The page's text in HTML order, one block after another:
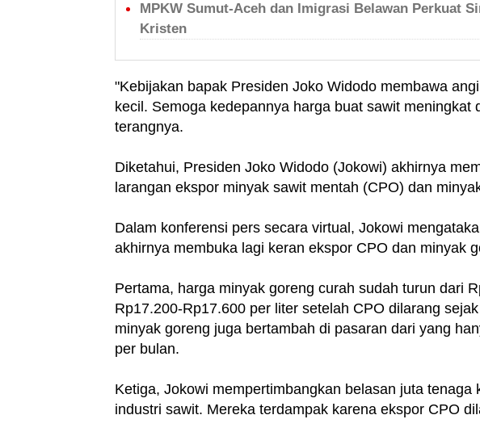
MPKW Sumut-Aceh dan Imigrasi Belawan Perkuat
Kristen
"Kebijakan bapak Presiden Joko Widodo membawa
kecil. Semoga kedepannya harga buat sawit meningkat
terangnya.
Diketahui, Presiden Joko Widodo (Jokowi) akhirnya
larangan ekspor minyak sawit mentah (CPO) dan
Dalam konferensi pers secara virtual, Jokowi
akhirnya membuka lagi keran ekspor CPO dan minyak
Pertama, harga minyak goreng curah sudah turun dari
Rp17.200-Rp17.600 per liter setelah CPO dilarang
minyak goreng juga bertambah di pasaran dari yang
per bulan.
Ketiga, Jokowi mempertimbangkan belasan juta tenaga
industri sawit. Mereka terdampak karena ekspor CPO